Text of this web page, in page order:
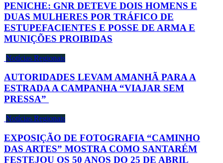
PENICHE: GNR DETEVE DOIS HOMENS E
DUAS MULHERES POR TRÁFICO DE
ESTUPEFACIENTES E POSSE DE ARMA E
MUNIÇÕES PROIBIDAS
Notícias Regionais
AUTORIDADES LEVAM AMANHÃ PARA A
ESTRADA A CAMPANHA “VIAJAR SEM
PRESSA”
Notícias Regionais
EXPOSIÇÃO DE FOTOGRAFIA “CAMINHO
DAS ARTES” MOSTRA COMO SANTARÉM
FESTEJOU OS 50 ANOS DO 25 DE ABRIL